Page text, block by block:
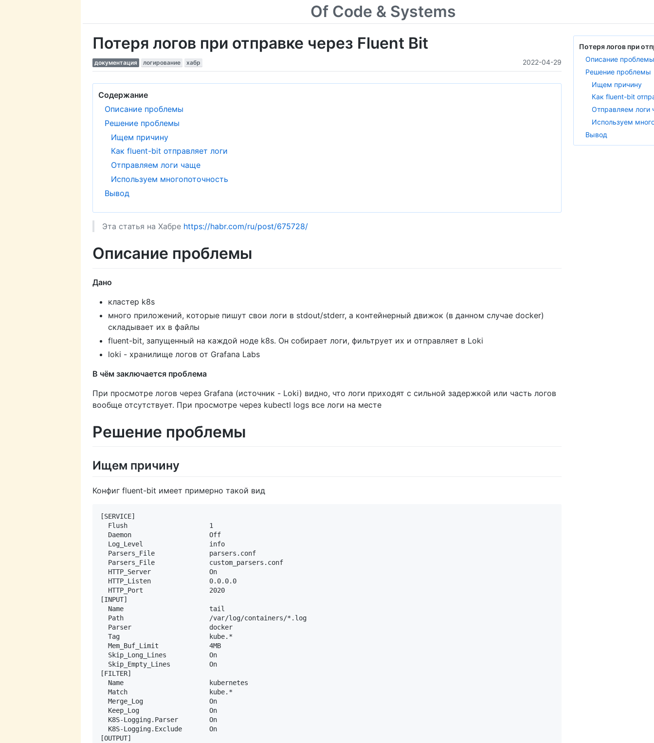
Of Code & Systems
Потеря логов при отправке через Fluent Bit
документация логирование хабр 2022-04-29
Содержание
Описание проблемы
Решение проблемы
Ищем причину
Как fluent-bit отправляет логи
Отправляем логи чаще
Используем многопоточность
Вывод
Эта статья на Хабре https://habr.com/ru/post/675728/
Описание проблемы
Дано
кластер k8s
много приложений, которые пишут свои логи в stdout/stderr, а контейнерный движок (в данном случае docker)
складывает их в файлы
fluent-bit, запущенный на каждой ноде k8s. Он собирает логи, фильтрует их и отправляет в Loki
loki - хранилище логов от Grafana Labs
В чём заключается проблема
При просмотре логов через Grafana (источник - Loki) видно, что логи приходят с сильной задержкой или часть логов
вообще отсутствует. При просмотре через kubectl logs все логи на месте
Решение проблемы
Ищем причину
Конфиг fluent-bit имеет примерно такой вид
[SERVICE]
  Flush                     1
  Daemon                    Off
  Log_Level                 info
  Parsers_File              parsers.conf
  Parsers_File              custom_parsers.conf
  HTTP_Server               On
  HTTP_Listen               0.0.0.0
  HTTP_Port                 2020
[INPUT]
  Name                      tail
  Path                      /var/log/containers/*.log
  Parser                    docker
  Tag                       kube.*
  Mem_Buf_Limit             4MB
  Skip_Long_Lines           On
  Skip_Empty_Lines          On
[FILTER]
  Name                      kubernetes
  Match                     kube.*
  Merge_Log                 On
  Keep_Log                  On
  K8S-Logging.Parser        On
  K8S-Logging.Exclude       On
[OUTPUT]
Описание проблемы
Решение проблемы
Ищем причину
Отправляем логи
Вывод